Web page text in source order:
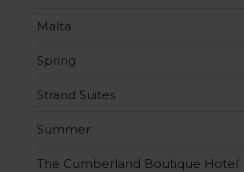
Malta
Spring
Strand Suites
Summer
The Cumberland Boutique Hotel